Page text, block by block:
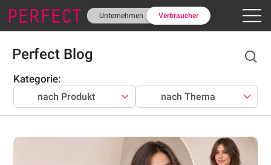
Unternehmen Verbraucher
Perfect Blog
Kategorie:
nach Produkt nach Thema